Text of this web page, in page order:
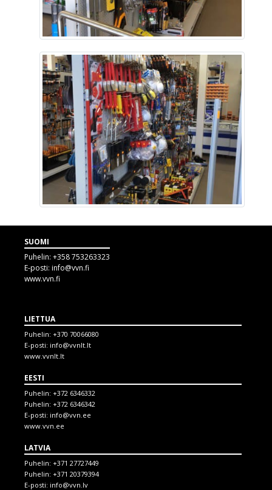
SUOMI
Puhelin: +358 753263323
E-posti: info@vvn.fi
www.vvn.fi
LIETTUA
Puhelin: +370 70066080
E-posti: info@vvnlt.lt
www.vvnlt.lt
EESTI
Puhelin: +372 6346332
Puhelin: +372 6346342
E-posti: info@vvn.ee
www.vvn.ee
LATVIA
Puhelin: +371 27727449
Puhelin: +371 20379394
E-posti: info@vvn.lv